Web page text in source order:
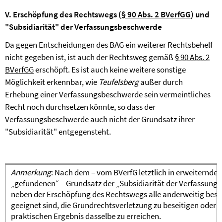
V. Erschöpfung des Rechtswegs (§ 90 Abs. 2 BVerfGG) und
"Subsidiarität" der Verfassungsbeschwerde
Da gegen Entscheidungen des BAG ein weiterer Rechtsbehelf
nicht gegeben ist, ist auch der Rechtsweg gemäß§ 90 Abs. 2
BVerfGGerschöpft. Es ist auch keine weitere sonstige
Möglichkeit erkennbar, wie Teufelsbergaußer durch
Erhebung einer Verfassungsbeschwerde sein vermeintliches
Recht noch durchsetzen könnte, so dass der
Verfassungsbeschwerde auch nicht der Grundsatz ihrer
"Subsidiarität" entgegensteht.
Anmerkung: Nach dem – vom BVerfG letztlich in erweiternder
„gefundenen“ – Grundsatz der „Subsidiarität der
neben der Erschöpfung des Rechtswegs alle anderweitig
geeignet sind, die Grundrechtsverletzung zu beseitigen oder
praktischen Ergebnis dasselbe zu erreichen.